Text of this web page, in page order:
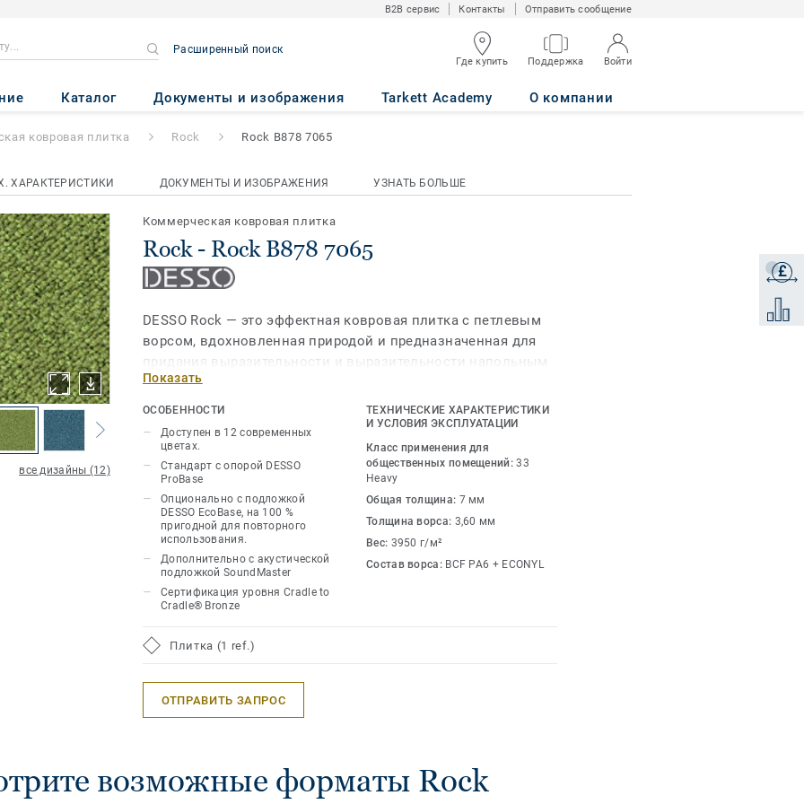
B2B сервис Контакты Отправить сообщение
Расширенный поиск
Где купить Поддержка Войти
Каталог Документы и изображения Tarkett Academy О компании
£
ковровая плитка Rock Rock B878 7065
ХАРАКТЕРИСТИКИ ДОКУМЕНТЫ И ИЗОБРАЖЕНИЯ УЗНАТЬ БОЛЬШЕ
все дизайны (12)
Коммерческая ковровая плитка
Rock - Rock B878 7065
DESSO Rock — это эффектная ковровая плитка с петлевым
ворсом, вдохновленная природой и предназначенная для
придания выразительности и выразительности напольным
покрытиям. DESSO Rock, используемый либо в качестве
дополнения к DESSO Salt для создания уникальных
пространств и зонирования, либо столь же
привлекательный сам по себе, доступен в двенадцати
современных оттенках — от ярких акцентов до землистых
тонов.
Показать
ОСОБЕННОСТИ
Доступен в 12 современных
цветах.
Стандарт с опорой DESSO
ProBase
Опционально с подложкой
DESSO EcoBase, на 100 %
пригодной для повторного
использования.
Дополнительно с акустической
подложкой SoundMaster
Сертификация уровня Cradle to
Cradle® Bronze
ТЕХНИЧЕСКИЕ ХАРАКТЕРИСТИКИ
И УСЛОВИЯ ЭКСПЛУАТАЦИИ
Класс применения для
общественных помещений:33
Heavy
Общая толщина: 7 мм
Толщина ворса: 3,60 мм
Вес: 3950 г/м²
Состав ворса: BCF PA6 + ECONYL
Плитка (1 ref.)
ОТПРАВИТЬ ЗАПРОС
возможные форматы Rock